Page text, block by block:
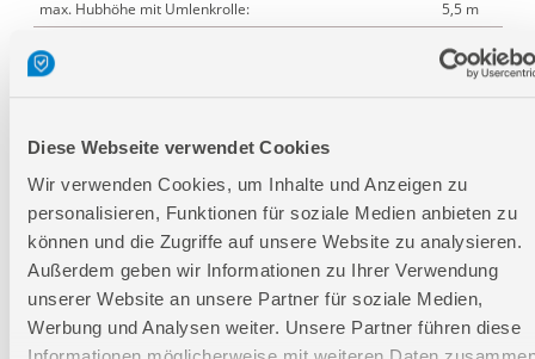
Diese Webseite verwendet Cookies
Wir verwenden Cookies, um Inhalte und Anzeigen zu
personalisieren, Funktionen für soziale Medien anbieten zu
können und die Zugriffe auf unsere Website zu analysieren.
Außerdem geben wir Informationen zu Ihrer Verwendung
unserer Website an unsere Partner für soziale Medien,
Werbung und Analysen weiter. Unsere Partner führen diese
max. Hubhöhe mit Umlenkrolle:
5,5 m
4 m/min
Länge Bedienkabel:
1,6 m
Logistische Daten
Verpackungsmaße
Länge
417 mm
Breite
250 mm